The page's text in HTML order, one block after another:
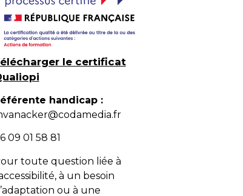
le certificat
handicap :
09 01 58 81​
toute question liée à
à un besoin
ou à une